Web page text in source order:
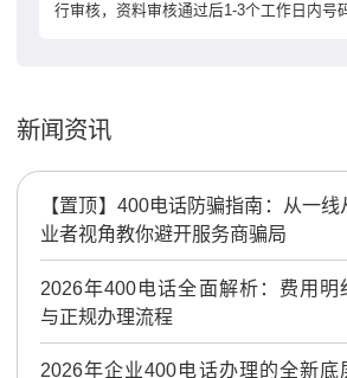
行审核，资料审核通过后1-3个工作日内号
新闻资讯
【置顶】 400电话防骗指南：从一线
业者视角教你避开服务商骗局
2026年400电话全面解析：费用明
与正规办理流程
2026年企业400电话办理的全新底